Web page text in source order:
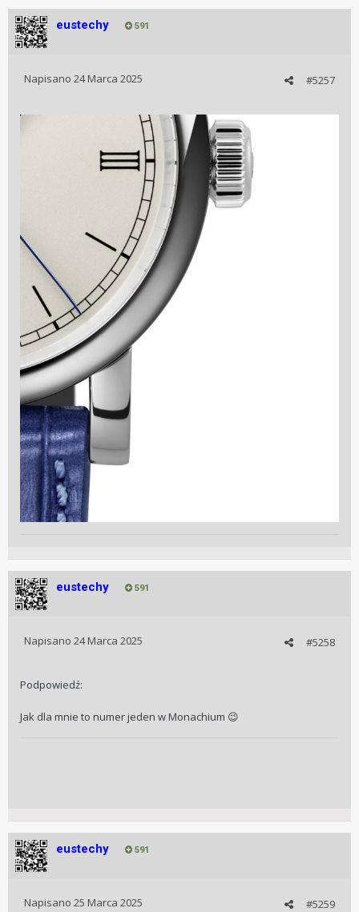
eustechy 591
#5257
Napisano 24 Marca 2025
eustechy 591
#5258
Napisano 24 Marca 2025
Podpowiedź:
Jak dla mnie to numer jeden w Monachium 😉
eustechy 591
#5259
Napisano 25 Marca 2025